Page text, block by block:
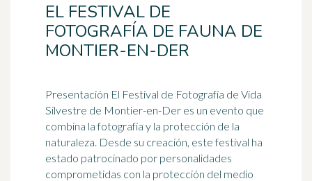
EL FESTIVAL DE
FOTOGRAFÍA DE FAUNA DE
MONTIER-EN-DER
Presentación El Festival de Fotografía de Vida
Silvestre de Montier-en-Der es un evento que
combina la fotografía y la protección de la
naturaleza. Desde su creación, este festival ha
estado patrocinado por personalidades
comprometidas con la protección del medio